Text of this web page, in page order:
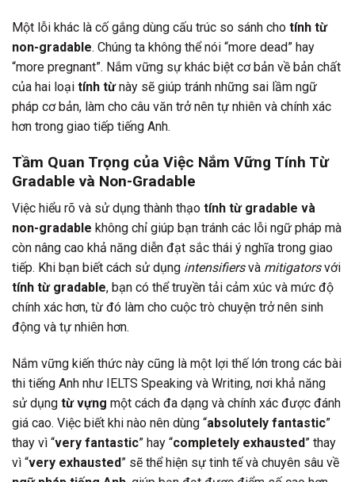
Một lỗi khác là cố gắng dùng cấu trúc so sánh cho tính từ
non-gradable. Chúng ta không thể nói “more dead” hay
“more pregnant”. Nắm vững sự khác biệt cơ bản về bản chất
của hai loại tính từnày sẽ giúp tránh những sai lầm ngữ
pháp cơ bản, làm cho câu văn trở nên tự nhiên và chính xác
hơn trong giao tiếp tiếng Anh.
Tầm Quan Trọng của Việc Nắm Vững Tính Từ
Gradable và Non-Gradable
Việc hiểu rõ và sử dụng thành thạo tính từ gradable và
non-gradable không chỉ giúp bạn tránh các lỗi ngữ pháp mà
còn nâng cao khả năng diễn đạt sắc thái ý nghĩa trong giao
tiếp. Khi bạn biết cách sử dụng intensifiersvà mitigatorsvới
tính từ gradable, bạn có thể truyền tải cảm xúc và mức độ
chính xác hơn, từ đó làm cho cuộc trò chuyện trở nên sinh
động và tự nhiên hơn.
Nắm vững kiến thức này cũng là một lợi thế lớn trong các bài
thi tiếng Anh như IELTS Speaking và Writing, nơi khả năng
sử dụng từ vựng một cách đa dạng và chính xác được đánh
giá cao. Việc biết khi nào nên dùng “absolutely fantastic”
thay vì “very fantastic” hay “completely exhausted” thay
vì “very exhausted” sẽ thể hiện sự tinh tế và chuyên sâu về